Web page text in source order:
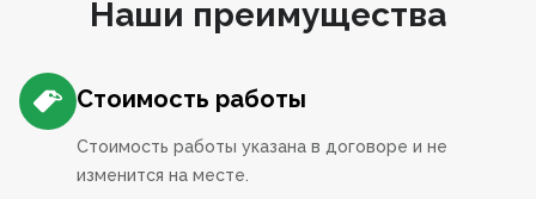
Наши преимущества
Стоимость работы
Стоимость работы указана в договоре и не
изменится на месте.